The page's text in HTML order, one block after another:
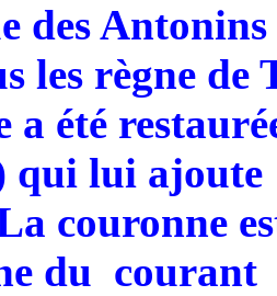
des
les règne
a été
qui lui ajoute
couronne
du courant